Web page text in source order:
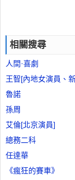
相關搜尋
人間·喜劇
魯諾
孫周
艾倫[北京演員]
總務二科
任達華
《瘋狂的賽車》